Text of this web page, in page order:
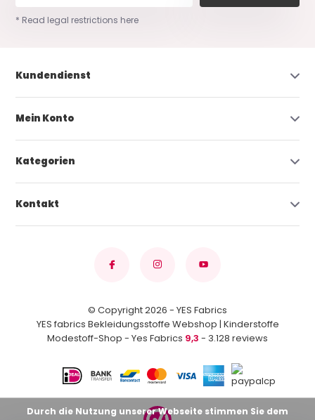
* Read legal restrictions here
Kundendienst
Mein Konto
Kategorien
Kontakt
© Copyright 2026 - YES Fabrics
YES fabrics Bekleidungsstoffe Webshop | Kinderstoffe
Modestoff-Shop - Yes Fabrics 9,3 - 3.128 reviews
Durch die Nutzung unserer Webseite stimmen Sie dem